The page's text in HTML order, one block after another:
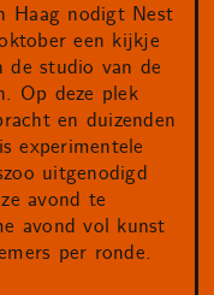
Haag nodigt Nest
een kijkje
de studio van de
Op deze plek
en duizenden
experimentele
uitgenodigd
avond te
avond vol kunst
per ronde.